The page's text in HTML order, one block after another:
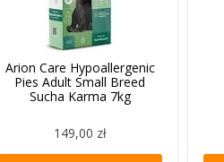
Arion Care Hypoallergenic
Pies Adult Small Breed
Sucha Karma 7kg
149,00 zł